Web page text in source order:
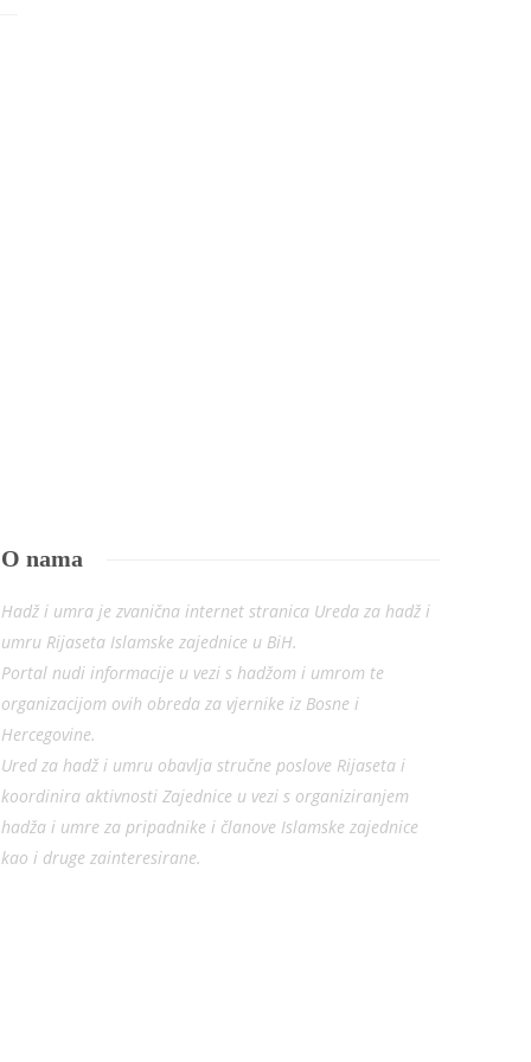
O nama
Hadž i umra je zvanična internet stranica Ureda za hadž i
umru Rijaseta Islamske zajednice u BiH.
Portal nudi informacije u vezi s hadžom i umrom te
organizacijom ovih obreda za vjernike iz Bosne i
Hercegovine.
Ured za hadž i umru obavlja stručne poslove Rijaseta i
koordinira aktivnosti Zajednice u vezi s organiziranjem
hadža i umre za pripadnike i članove Islamske zajednice
kao i druge zainteresirane.